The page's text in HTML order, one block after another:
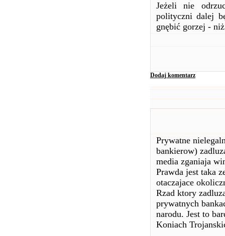
Jeżeli nie
polityczni dalej
gnębić gorzej -
Dodaj komentarz
Prywatne
bankierow)
media zganiaja
Prawda jest taka
otaczajace
Rzad ktory
prywatnych
narodu. Jest to
Koniach